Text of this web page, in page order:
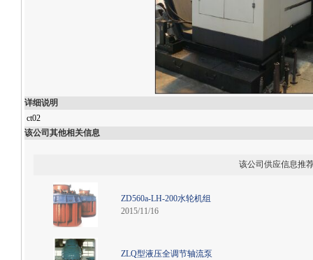
详细说明
ct02
该公司其他相关信息
该公司供应信息推
ZD560a-LH-200水轮机组
2015/11/16
ZLQ型液压全调节轴流泵